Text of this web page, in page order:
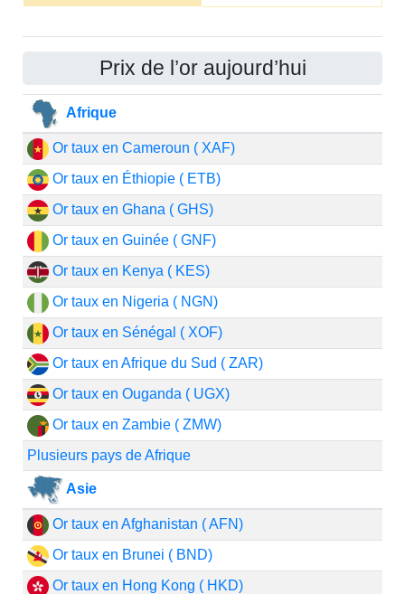
Prix de l’or aujourd’hui
Afrique
Or taux en Cameroun ( XAF)
Or taux en Éthiopie ( ETB)
Or taux en Ghana ( GHS)
Or taux en Guinée ( GNF)
Or taux en Kenya ( KES)
Or taux en Nigeria ( NGN)
Or taux en Sénégal ( XOF)
Or taux en Afrique du Sud ( ZAR)
Or taux en Ouganda ( UGX)
Or taux en Zambie ( ZMW)
Plusieurs pays de Afrique
Asie
Or taux en Afghanistan ( AFN)
Or taux en Brunei ( BND)
Or taux en Hong Kong ( HKD)